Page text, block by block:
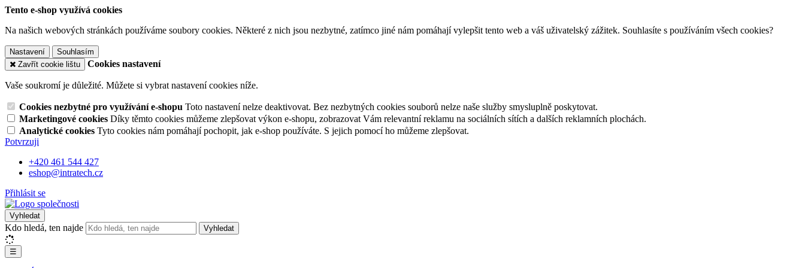
Tento e-shop využívá cookies
Na našich webových stránkách používáme soubory cookies. Některé z nich jsou nezbytné, zatímco jiné nám pomáhají vylepšit tento web a váš uživatelský zážitek. Souhlasíte s používáním všech cookies?
Nastavení
Souhlasím
Zavřít cookie lištu
Cookies nastavení
Vaše soukromí je důležité. Můžete si vybrat nastavení cookies níže.
Cookies nezbytné pro využívání e-shopu Toto nastavení nelze deaktivovat. Bez nezbytných cookies souborů nelze naše služby smysluplně poskytovat.
Marketingové cookies Díky těmto cookies můžeme zlepšovat výkon e-shopu, zobrazovat Vám relevantní reklamu na sociálních sítích a dalších reklamních plochách.
Analytické cookies Tyto cookies nám pomáhají pochopit, jak e-shop používáte. S jejich pomocí ho můžeme zlepšovat.
Potvrzuji
+420 461 544 427
eshop@intratech.cz
Přihlásit se
Vyhledat
Kdo hledá, ten najde Vyhledat
☰